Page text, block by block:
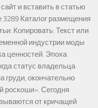
и вставить в статью
3289 Каталог размещения
Копировать: Текст или
индустрии моды
ценностей. Эпоха
статус владельца
груди, окончательно
роскоши». Сегодня
от кричащей